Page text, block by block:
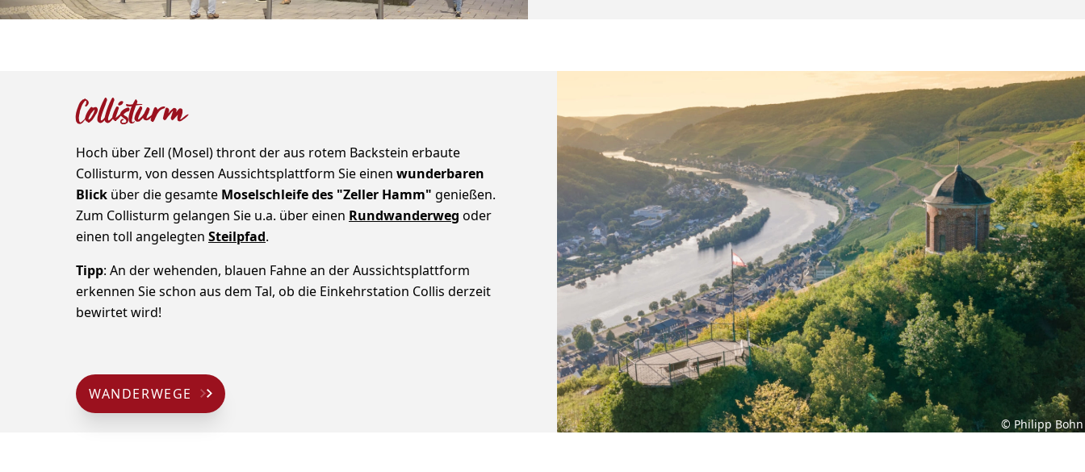
Collisturm
Hoch über Zell (Mosel) thront der aus rotem Backstein erbaute
Collisturm, von dessen Aussichtsplattform Sie einen wunderbaren
Blick über die gesamte Moselschleife des "Zeller Hamm" genießen.
Zum Collisturm gelangen Sie u.a. über einen Rundwanderweg oder
einen toll angelegten Steilpfad.
Tipp: An der wehenden, blauen Fahne an der Aussichtsplattform
erkennen Sie schon aus dem Tal, ob die Einkehrstation Collis derzeit
bewirtet wird!
WANDERWEGE
© Philipp Bohn